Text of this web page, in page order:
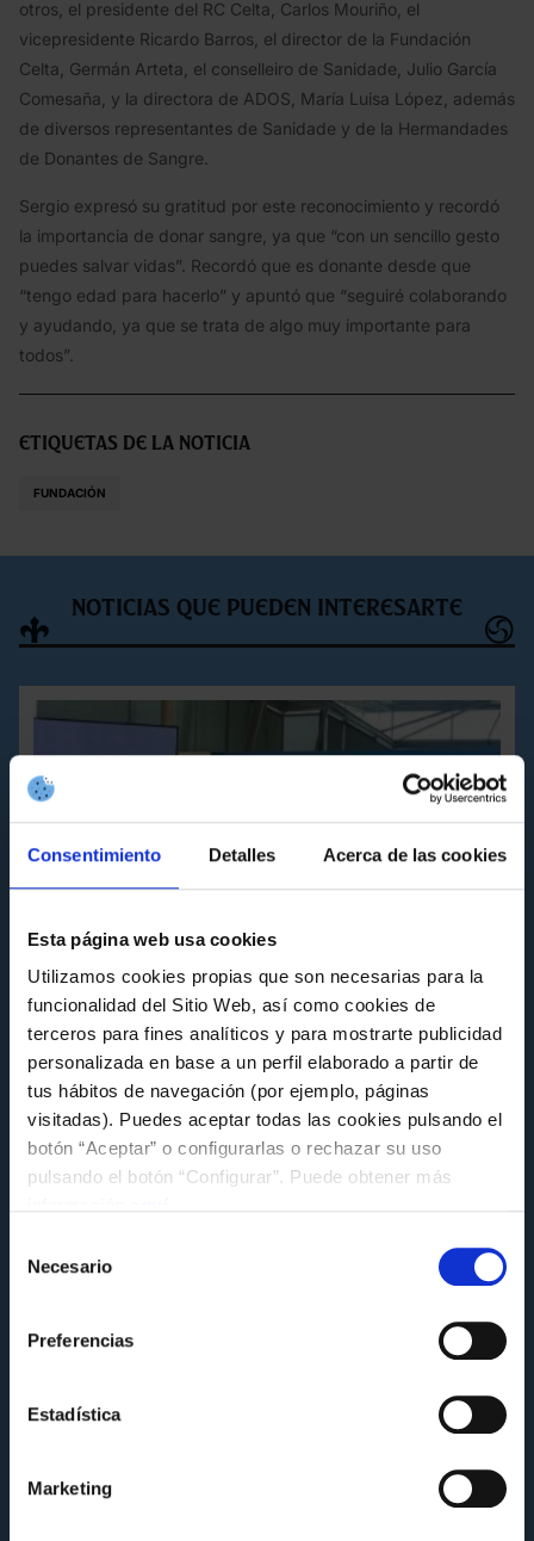
Consentimiento Detalles Acerca de las cookies
Esta página web usa cookies
Utilizamos cookies propias que son necesarias para la
funcionalidad del Sitio Web, así como cookies de
terceros para fines analíticos y para mostrarte publicidad
personalizada en base a un perfil elaborado a partir de
tus hábitos de navegación (por ejemplo, páginas
visitadas). Puedes aceptar todas las cookies pulsando el
botón “Aceptar” o configurarlas o rechazar su uso
pulsando el botón “Configurar”. Puede obtener más
Necesario
Preferencias
Estadística
Marketing
otros, el presidente del RC Celta, Carlos Mouriño, el
vicepresidente Ricardo Barros, el director de la Fundación
Celta, Germán Arteta, el conselleiro de Sanidade, Julio García
Comesaña, y la directora de ADOS, María Luisa López, además
de diversos representantes de Sanidade y de la Hermandades
de Donantes de Sangre.
Sergio expresó su gratitud por este reconocimiento y recordó
la importancia de donar sangre, ya que “con un sencillo gesto
puedes salvar vidas”. Recordó que es donante desde que
“tengo edad para hacerlo” y apuntó que “seguiré colaborando
y ayudando, ya que se trata de algo muy importante para
todos”.
Etiquetas de la noticia
FUNDACIÓN
Noticias que pueden interesarte
El Celta comparte su experiencia en
sostenibilidad en la jornada MentoringLAB
de la Alianza Galega polo Clima